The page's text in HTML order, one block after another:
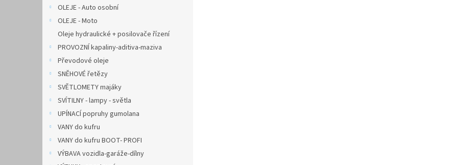
OLEJE - Auto osobní
OLEJE - Moto
Oleje hydraulické + posilovače řízení
PROVOZNÍ kapaliny-aditiva-maziva
Převodové oleje
SNĚHOVÉ řetězy
SVĚTLOMETY majáky
SVÍTILNY - lampy - světla
UPÍNACÍ popruhy gumolana
VANY do kufru
VANY do kufru BOOT- PROFI
VÝBAVA vozidla-garáže-dílny